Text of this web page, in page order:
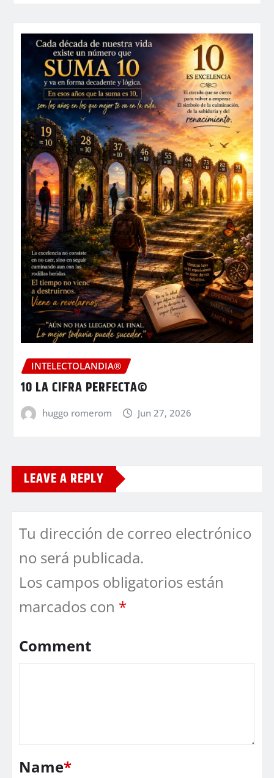
INTELECTOLANDIA®
10 LA CIFRA PERFECTA©
huggo romerom Jun 27, 2026
LEAVE A REPLY
Tu dirección de correo electrónico
no será publicada.
Los campos obligatorios están
marcados con *
Comment
Name*